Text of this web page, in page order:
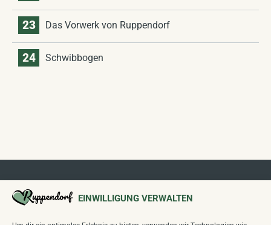
EINWILLIGUNG VERWALTEN
23 Das Vorwerk von Ruppendorf
24 Schwibbogen